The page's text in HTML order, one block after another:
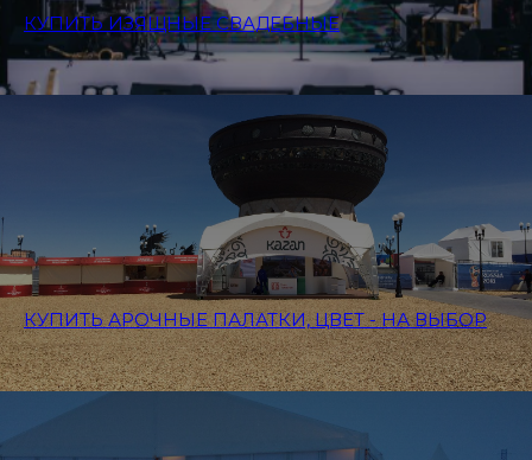
КУПИТЬ ИЗЯЩНЫЕ СВАДЕБНЫЕ
КУПИТЬ АРОЧНЫЕ ПАЛАТКИ, ЦВЕТ - НА ВЫБОР